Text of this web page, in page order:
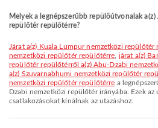
Melyek a legnépszerűbb repülőútvonalak
repülőtér repülőtérre?
járat a(z) Kuala Lumpur nemzetközi repülőtér repülőtérről a(z) Abu-Dzabi
nemzetközi repülőtér repülőtérre járat a(z)
repülőtér repülőtérről a(z) Abu-Dzabi
a(z) Szuvarnabhumi nemzetközi repülőtér
nemzetközi repülőtér repülőtérre a
Dzabi nemzetközi repülőtér irányába. Ezek az
csatlakozásokat kínálnak az utazáshoz.